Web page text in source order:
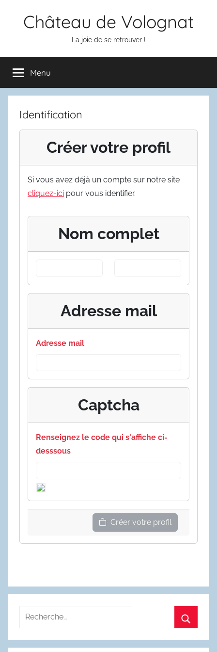
Château de Volognat
La joie de se retrouver !
Menu
Identification
Créer votre profil
Si vous avez déjà un compte sur notre site
cliquez-ici pour vous identifier.
Nom complet
Adresse mail
Adresse mail
Captcha
Renseignez le code qui s'affiche ci-
desssous
Créer votre profil
Recherche
: